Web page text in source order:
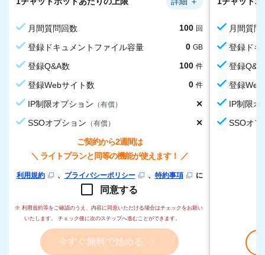
月間質問回数 100 回
登録ドキュメントファイル容量 0 GB
月間アップロード回数上限 0 回
└うち月間OCR利用可能回数 0 回
登録Q&A数 100 件
月間アップロード回数上限 200 回
登録Webサイト数 0 件
1サイトあたりの登録ページ上限 ページ
月間取り込み回数上限 回
IP制限オプション （有償） ✕
SSOオプション （有償） ✕
ご契約から2週間は
＼ ライトプランと同等の機能が使えます！ ／
同意する
利用規約 、 プライバシーポリシー 、 特約事項 に
※ 利用規約等をご確認のうえ、内容に同意いただける場合はチェックをお願い
いたします。 チェック後に次のステップへ進むことができます。
今すぐ無料で始める
月間質問
登録ドキ
月間アッ
└うち月
登録Q&A
月間アッ
登録Web
1サイト
月間取り
IP制限オ
SSOオプ